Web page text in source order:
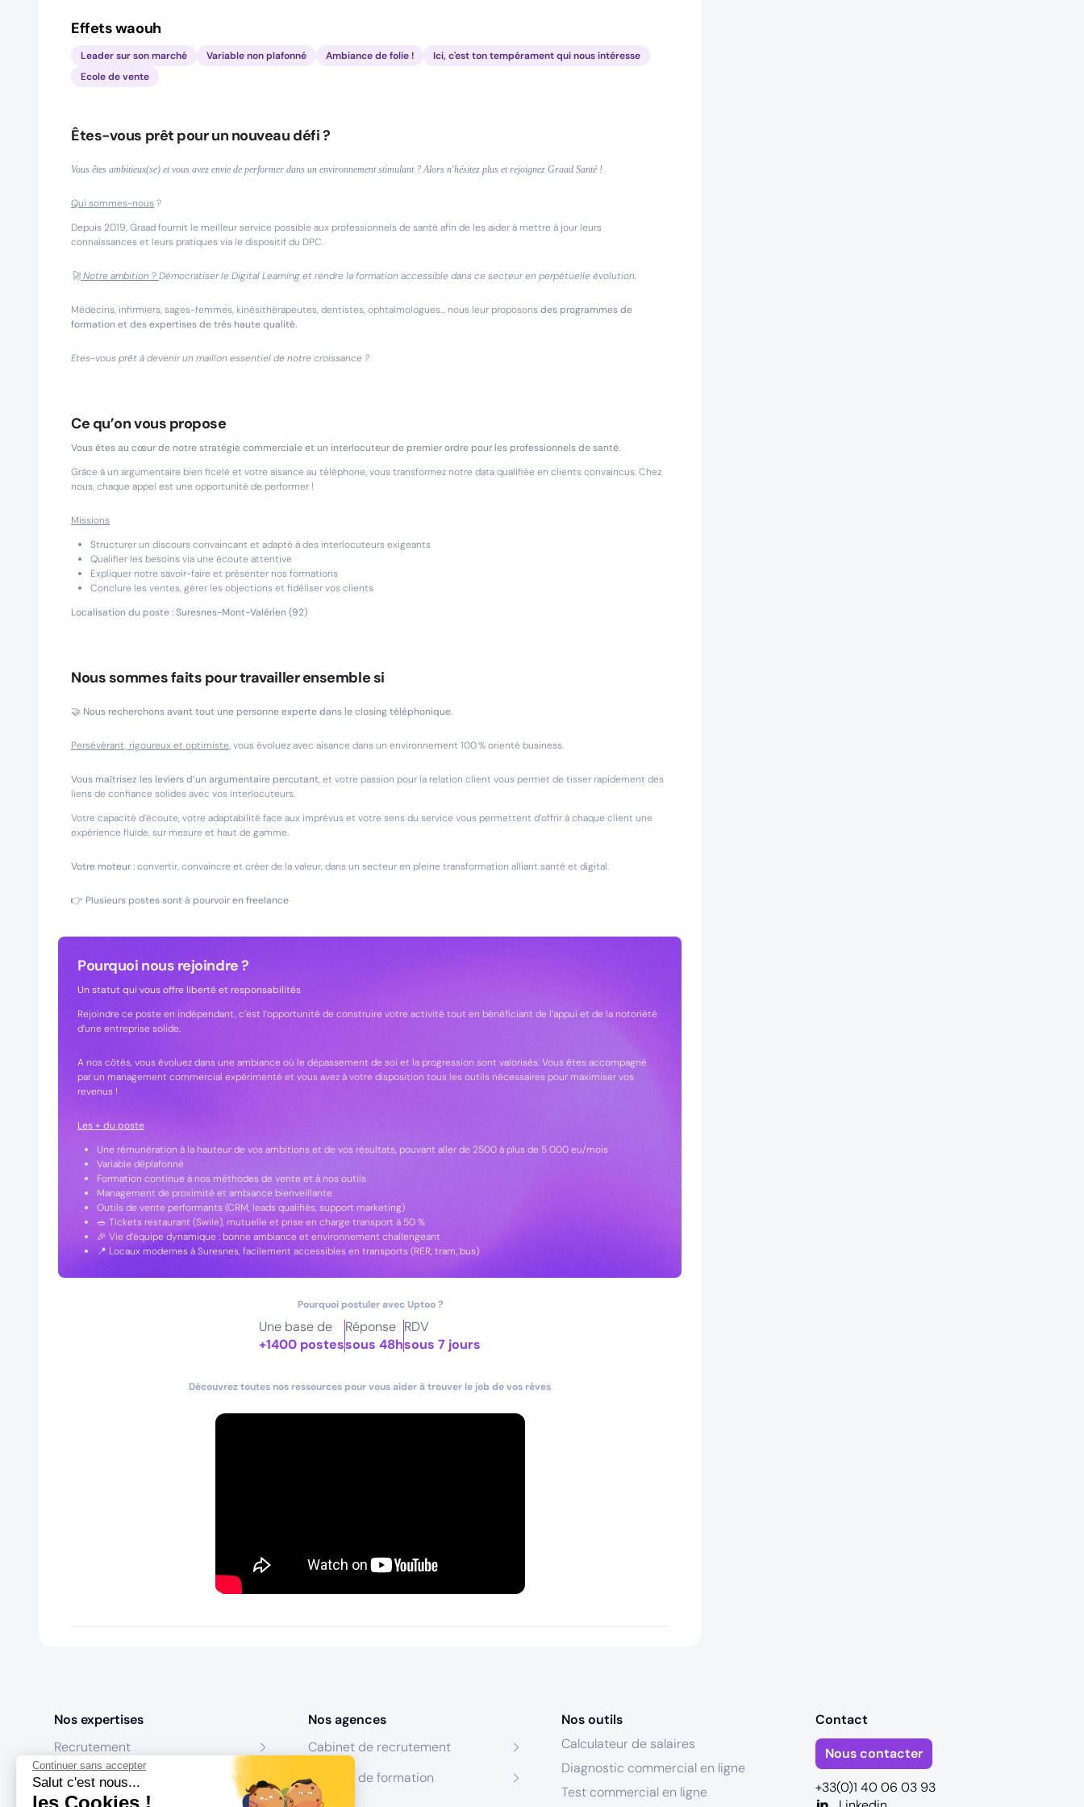
Continuer sans accepter
Salut c'est nous...
les Cookies !
Effets waouh
Leader sur son marché Variable non plafonné Ambiance de folie !
Ici, c'est ton tempérament qui nous intéresse
Ecole de vente
Êtes-vous prêt pour un nouveau défi ?
Vous êtes ambitieux(se) et vous avez envie de performer dans un environnement stimulant ? Alors n'hésitez plus et rejoignez Graad Santé !
Qui sommes-nous?
Depuis 2019, Graad fournit le meilleur service possible aux professionnels de santé afin de les aider à mettre à jour leurs
connaissances et leurs pratiques via le dispositif du DPC.
🚀Notre ambition ?Démocratiser le Digital Learning et rendre la formation accessible dans ce secteur en perpétuelle évolution.
Médecins, infirmiers, sages-femmes, kinésithérapeutes, dentistes, ophtalmologues... nous leur proposonsdes programmes de
formation et des expertises de très haute qualité.
Etes-vous prêt à devenir un maillon essentiel de notre croissance ?
Ce qu’on vous propose
Vous êtes au cœur de notre stratégie commerciale et un interlocuteur de premier ordre pour les professionnels de santé.
Grâce à un argumentaire bien ficelé et votre aisance au téléphone, vous transformez notre data qualifiée en clients convaincus. Chez
nous, chaque appel est une opportunité de performer !
Missions
Structurer un discours convaincant et adapté à des interlocuteurs exigeants
Qualifier les besoins via une écoute attentive
Expliquer notre savoir-faire et présenter nos formations
Conclure les ventes, gérer les objections et fidéliser vos clients
Localisation du poste : Suresnes-Mont-Valérien (92)
Nous sommes faits pour travailler ensemble si
🤝 Nous recherchons avant tout une personne experte dans le closing téléphonique.
Persévérant, rigoureux et optimiste, vous évoluez avec aisance dans un environnement 100 % orienté business.
Vous maîtrisez les leviers d’un argumentaire percutant, et votre passion pour la relation client vous permet de tisser rapidement des
liens de confiance solides avec vos interlocuteurs.
Votre capacité d’écoute, votre adaptabilité face aux imprévus et votre sens du service vous permettent d’offrir à chaque client une
expérience fluide, sur mesure et haut de gamme.
Votre moteur :convertir, convaincre et créer de la valeur, dans un secteur en pleine transformation alliant santé et digital.
👉 Plusieurs postes sont à pourvoir en freelance
Pourquoi nous rejoindre ?
Un statut qui vous offre liberté et responsabilités
Rejoindre ce poste en indépendant, c’est l’opportunité de construire votre activité tout en bénéficiant de l’appui et de la notoriété
d’une entreprise solide.
A nos côtés, vous évoluez dans une ambiance où le dépassement de soi et la progression sont valorisés. Vous êtes accompagné
par un management commercial expérimenté et vous avez à votre disposition tous les outils nécessaires pour maximiser vos
revenus !
Les + du poste
Une rémunération à la hauteur de vos ambitions et de vos résultats, pouvant aller de 2500 à plus de 5 000 eu/mois
Variable déplafonné
Formation continue à nos méthodes de vente et à nos outils
Management de proximité et ambiance bienveillante
Outils de vente performants (CRM, leads qualifiés, support marketing)
🥗 Tickets restaurant (Swile), mutuelle et prise en charge transport à 50 %
🎉 Vie d’équipe dynamique : bonne ambiance et environnement challengeant
📍 Locaux modernes à Suresnes, facilement accessibles en transports (RER, tram, bus)
Pourquoi postuler avec Uptoo ?
Une base de
+1400 postes
Réponse
sous 48h
RDV
sous 7 jours
Découvrez toutes nos ressources pour vous aider à trouver le job de vos rêves
Nos expertises
Recrutement
Formation
Nos agences
Cabinet de recrutement
Centres de formation
Nos outils
Calculateur de salaires
Diagnostic commercial en ligne
Test commercial en ligne
Contact
Nous contacter
+33(0)1 40 06 03 93